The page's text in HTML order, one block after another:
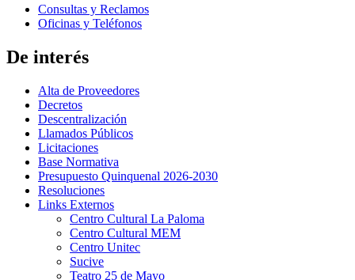
Consultas y Reclamos
Oficinas y Teléfonos
De interés
Alta de Proveedores
Decretos
Descentralización
Llamados Públicos
Licitaciones
Base Normativa
Presupuesto Quinquenal 2026-2030
Resoluciones
Links Externos
Centro Cultural La Paloma
Centro Cultural MEM
Centro Unitec
Sucive
Teatro 25 de Mayo